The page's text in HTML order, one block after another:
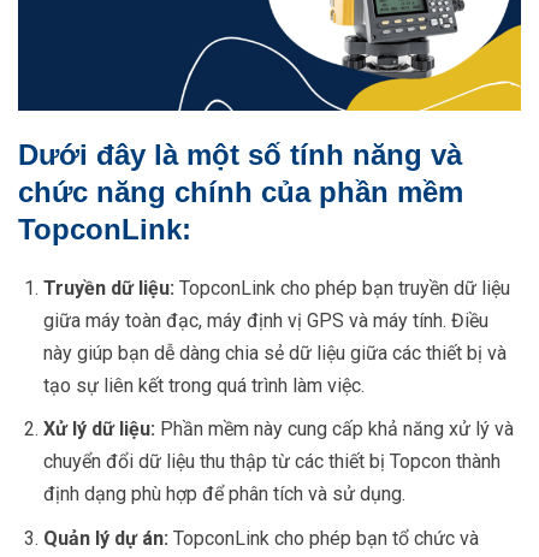
Dưới đây là một số tính năng và
chức năng chính của phần mềm
TopconLink:
Truyền dữ liệu: TopconLink cho phép bạn truyền dữ liệu
giữa máy toàn đạc, máy định vị GPS và máy tính. Điều
này giúp bạn dễ dàng chia sẻ dữ liệu giữa các thiết bị và
tạo sự liên kết trong quá trình làm việc.
Xử lý dữ liệu: Phần mềm này cung cấp khả năng xử lý và
chuyển đổi dữ liệu thu thập từ các thiết bị Topcon thành
định dạng phù hợp để phân tích và sử dụng.
Quản lý dự án: TopconLink cho phép bạn tổ chức và